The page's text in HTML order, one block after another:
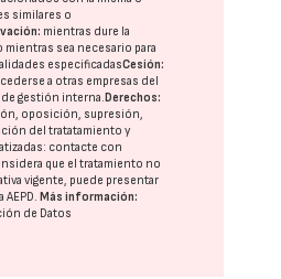
similares o
mientras dure la
sea necesario para
especificadasCesión:
a otras empresas del
gestión interna.Derechos:
oposición, supresión,
del tratatamiento y
contacte con
que el tratamiento no
vigente, puede presentar
AEPD .Más información:
de Datos